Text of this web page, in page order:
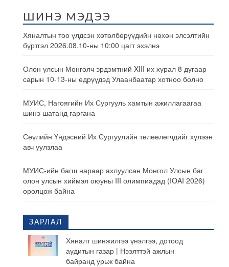
ШИНЭ МЭДЭЭ
Хяналтын тоо үлдсэн хөтөлбөрүүдийн нөхөн элсэлтийн
бүртгэл 2026.08.10-ны 10:00 цагт эхэлнэ
Олон улсын Монголч эрдэмтний XIII их хурал 8 дугаар
сарын 10-13-ны өдрүүдэд Улаанбаатар хотноо болно
МУИС, Нагоягийн Их Сургууль хамтын ажиллагаагаа
шинэ шатанд гаргана
Сөүлийн Үндэсний Их Сургуулийн төлөөлөгчдийг хүлээн
авч уулзлаа
МУИС-ийн багш нараар ахлуулсан Монгол Улсын баг
олон улсын хиймэл оюуны III олимпиадад (IOAI 2026)
оролцож байна
ЗАРЛАЛ
Хяналт шинжилгээ үнэлгээ, дотоод
аудитын газар | Нээлттэй ажлын
байранд урьж байна